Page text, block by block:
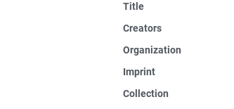
Title
Creators
Organization
Imprint
Collection